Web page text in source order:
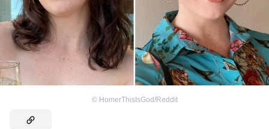
© HomerThisIsGod/Reddit